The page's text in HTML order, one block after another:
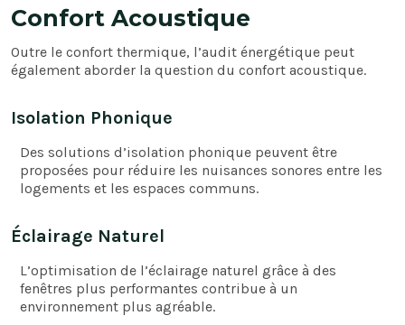
Confort Acoustique
Outre le confort thermique, l’audit énergétique peut
également aborder la question du confort acoustique.
Isolation Phonique
Des solutions d’isolation phonique peuvent être
proposées pour réduire les nuisances sonores entre les
logements et les espaces communs.
Éclairage Naturel
L’optimisation de l’éclairage naturel grâce à des
fenêtres plus performantes contribue à un
environnement plus agréable.